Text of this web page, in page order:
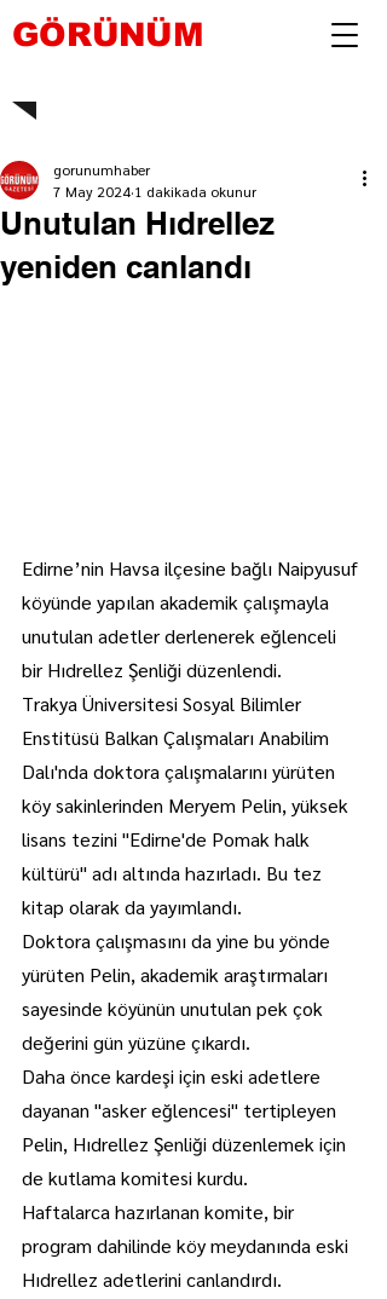
GÖRÜNÜM
Unutulan Hıdrellez
yeniden canlandı
gorunumhaber
7 May 2024 1 dakikada okunur
Edirne’nin Havsa ilçesine bağlı Naipyusuf
köyünde yapılan akademik çalışmayla
unutulan adetler derlenerek eğlenceli
bir Hıdrellez Şenliği düzenlendi.
Trakya Üniversitesi Sosyal Bilimler
Enstitüsü Balkan Çalışmaları Anabilim
Dalı'nda doktora çalışmalarını yürüten
köy sakinlerinden Meryem Pelin, yüksek
lisans tezini "Edirne'de Pomak halk
kültürü" adı altında hazırladı. Bu tez
kitap olarak da yayımlandı.
Doktora çalışmasını da yine bu yönde
yürüten Pelin, akademik araştırmaları
sayesinde köyünün unutulan pek çok
değerini gün yüzüne çıkardı.
Daha önce kardeşi için eski adetlere
dayanan "asker eğlencesi" tertipleyen
Pelin, Hıdrellez Şenliği düzenlemek için
de kutlama komitesi kurdu.
Haftalarca hazırlanan komite, bir
program dahilinde köy meydanında eski
Hıdrellez adetlerini canlandırdı.